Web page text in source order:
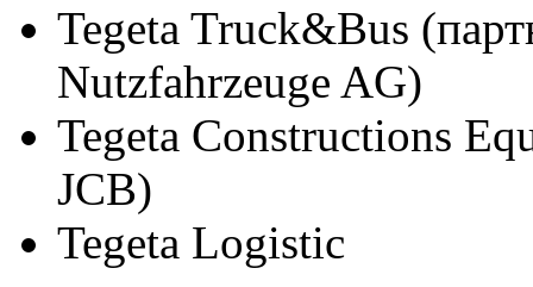
Tegeta Truck&Bus
Nutzfahrzeuge AG)
Tegeta Constructions
JСB)
Tegeta Logistic